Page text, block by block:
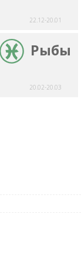
22.12-20.01
Рыбы
20.02-20.03